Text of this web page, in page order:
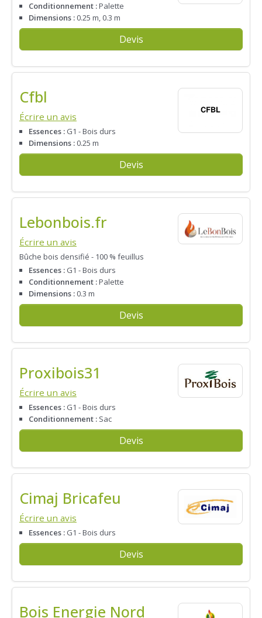
Conditionnement :Palette
Dimensions : 0.25 m, 0.3 m
Devis
Cfbl
Écrire un avis
Essences : G1 - Bois durs
Dimensions : 0.25 m
Devis
Lebonbois.fr
Écrire un avis
Bûche bois densifié - 100 % feuillus
Essences : G1 - Bois durs
Conditionnement :Palette
Dimensions : 0.3 m
Devis
Proxibois31
Écrire un avis
Essences : G1 - Bois durs
Conditionnement : Sac
Devis
Cimaj Bricafeu
Écrire un avis
Essences : G1 - Bois durs
Devis
Bois Energie Nord